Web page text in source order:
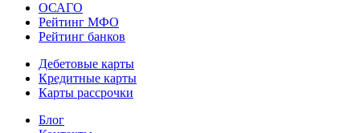
ОСАГО
Рейтинг МФО
Рейтинг банков
Дебетовые карты
Кредитные карты
Карты рассрочки
Блог